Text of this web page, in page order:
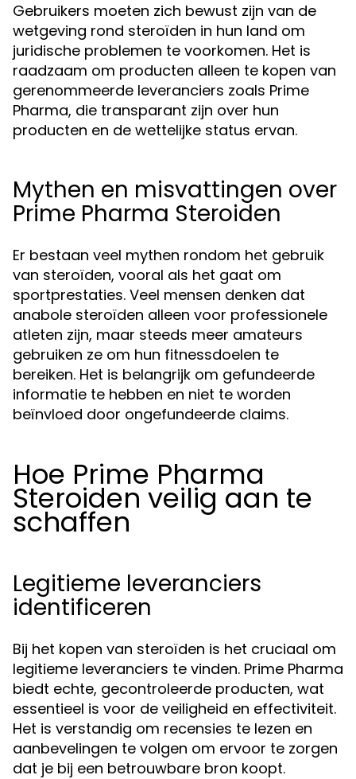
Gebruikers moeten zich bewust zijn van de
wetgeving rond steroïden in hun land om
juridische problemen te voorkomen. Het is
raadzaam om producten alleen te kopen van
gerenommeerde leveranciers zoals Prime
Pharma, die transparant zijn over hun
producten en de wettelijke status ervan.
Mythen en misvattingen over
Prime Pharma Steroiden
Er bestaan veel mythen rondom het gebruik
van steroïden, vooral als het gaat om
sportprestaties. Veel mensen denken dat
anabole steroïden alleen voor professionele
atleten zijn, maar steeds meer amateurs
gebruiken ze om hun fitnessdoelen te
bereiken. Het is belangrijk om gefundeerde
informatie te hebben en niet te worden
beïnvloed door ongefundeerde claims.
Hoe Prime Pharma
Steroiden veilig aan te
schaffen
Legitieme leveranciers
identificeren
Bij het kopen van steroïden is het cruciaal om
legitieme leveranciers te vinden. Prime Pharma
biedt echte, gecontroleerde producten, wat
essentieel is voor de veiligheid en effectiviteit.
Het is verstandig om recensies te lezen en
aanbevelingen te volgen om ervoor te zorgen
dat je bij een betrouwbare bron koopt.